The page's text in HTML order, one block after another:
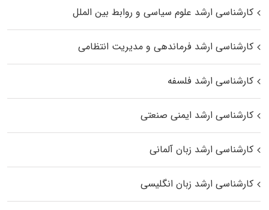
کارشناسی ارشد علوم سیاسی و روابط بین الملل
کارشناسی ارشد فرماندهی و مدیریت انتظامی
کارشناسی ارشد فلسفه
کارشناسی ارشد ایمنی صنعتی
کارشناسی ارشد زبان آلمانی
کارشناسی ارشد زبان انگلیسی